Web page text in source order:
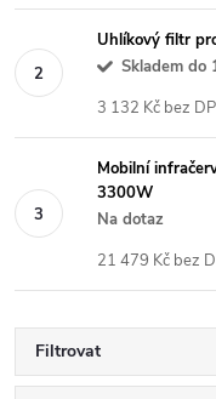
Uhlíkový filtr
Skladem do
3 132 Kč bez
Mobilní
3300W
Na dotaz
21 479 Kč bez
Filtrovat